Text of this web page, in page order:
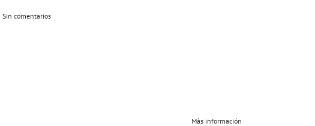
Sin comentarios
Más información